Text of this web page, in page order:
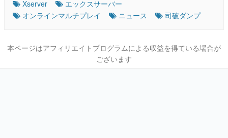
Xserver
エックスサーバー
オンラインマルチプレイ
ニュース 司破ダンプ
本ページはアフィリエイトプログラムによる収益を得ている場合が
ございます